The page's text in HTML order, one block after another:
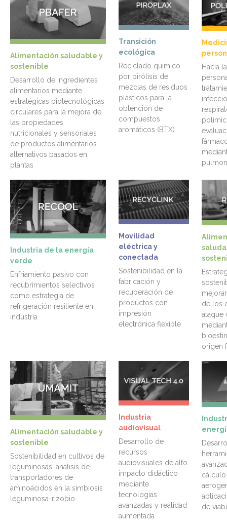
Alimentación saludable y
sostenible
Desarrollo de ingredientes
alimentarios mediante
estratégicas biotecnológicas
circulares para la mejora de
las propiedades
nutricionales y sensoriales
de productos alimentarios
alternativos basados en
plantas
Transición
ecológica
Reciclado químico
por pirólisis de
mezclas de residuos
plásticos para la
obtención de
compuestos
aromáticos (BTX)
Hacia la
Industria de la energía
verde
Enfriamiento pasivo con
recubrimientos selectivos
como estrategia de
refrigeración resiliente en
industria
Movilidad
eléctrica y
conectada
Sostenibilidad en la
fabricación y
recuperación de
productos con
impresión
electrónica flexible
de los
ataque
origen
Alimentación saludable y
sostenible
Sostenibilidad en cultivos de
leguminosas: análisis de
transportadores de
aminoácidos en la simbiosis
leguminosa-rizobio
Industria
audiovisual
Desarrollo de
recursos
audiovisuales de alto
impacto didáctico
mediante
tecnologías
avanzadas y realidad
aumentada
de